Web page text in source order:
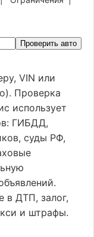
Проверить авто
VIN или
Проверка
использует
ГИБДД,
суды РФ,
в ДТП, залог,
и штрафы.